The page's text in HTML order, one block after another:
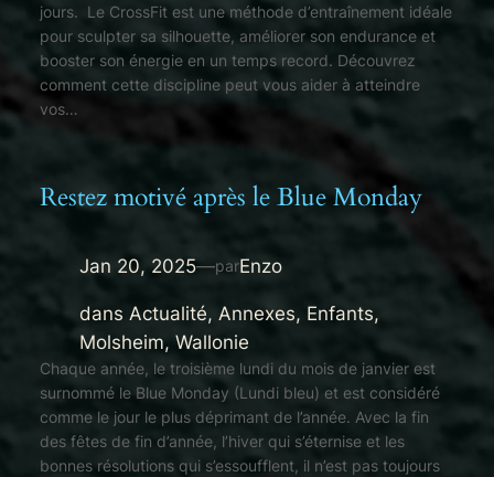
jours. Le CrossFit est une méthode d’entraînement idéale
pour sculpter sa silhouette, améliorer son endurance et
booster son énergie en un temps record. Découvrez
comment cette discipline peut vous aider à atteindre
vos…
Restez motivé après le Blue Monday
Jan 20, 2025—parEnzo
dans Actualité, Annexes, Enfants
Molsheim, Wallonie
Chaque année, le troisième lundi du mois de janvier est
surnommé le Blue Monday (Lundi bleu) et est considéré
comme le jour le plus déprimant de l’année. Avec la fin
des fêtes de fin d’année, l’hiver qui s’éternise et les
bonnes résolutions qui s’essoufflent, il n’est pas toujours